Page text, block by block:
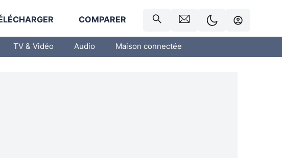
COMPARER
TV & Vidéo Audio Maison connectée